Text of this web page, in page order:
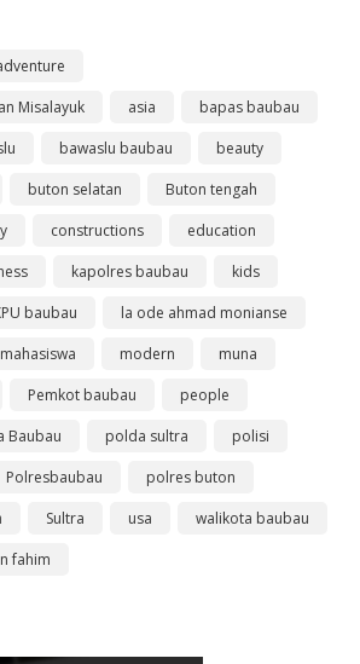
Misalayuk
asia
bapas baubau
bawaslu baubau
beauty
buton selatan
Buton tengah
constructions
education
kapolres baubau
kids
baubau
la ode ahmad monianse
mahasiswa modern
muna
Pemkot baubau
people
Baubau polda sultra
polisi
Polresbaubau
polres buton
Sultra usa
walikota baubau
fahim